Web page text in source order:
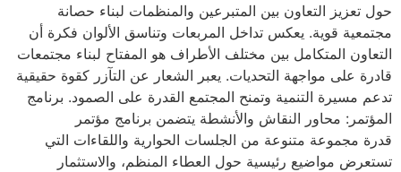
حول تعزيز التعاون بين المتبرعين والمنظمات لبناء حصانة
مجتمعية قوية. يعكس تداخل المربعات وتناسق الألوان فكرة أن
التعاون المتكامل بين مختلف الأطراف هو المفتاح لبناء مجتمعات
قادرة على مواجهة التحديات. يعبر الشعار عن التآزر كقوة حقيقية
تدعم مسيرة التنمية وتمنح المجتمع القدرة على الصمود. برنامج
المؤتمر: محاور النقاش والأنشطة يتضمن برنامج مؤتمر
قدرة مجموعة متنوعة من الجلسات الحوارية واللقاءات التي
تستعرض مواضيع رئيسية حول العطاء المنظم، والاستثمار